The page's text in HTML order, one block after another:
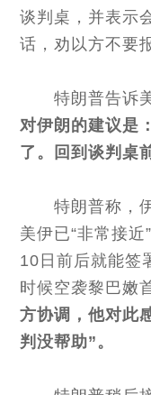
谈判桌，并表示
话，劝以方不要
特朗普告诉
对伊朗的建议是
了。回到谈判桌
特朗普称，
美伊已“非常接
10日前后就能签
时候空袭黎巴嫩
方协调，他对此
判没帮助”。